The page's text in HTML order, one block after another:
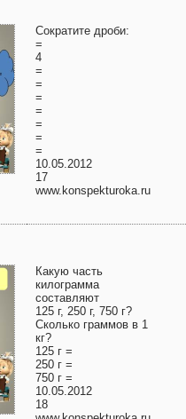
Сократите дроби:
=
4
=
=
=
=
=
=
=
10.05.2012
17
www.konspekturoka.ru
Какую часть
килограмма
составляют
125 г, 250 г, 750 г?
Сколько граммов в 1
кг?
125 г =
250 г =
750 г =
10.05.2012
18